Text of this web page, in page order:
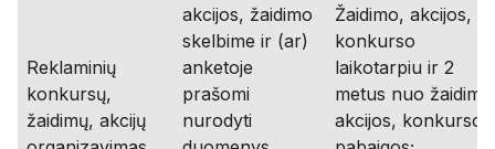
Reklaminių
konkursų,
žaidimų, akcijų
akcijos, žaidimo
skelbime ir (ar)
anketoje
prašomi
nurodyti
Žaidimo, akcijos,
konkurso
laikotarpiu ir 2
metus nuo
akcijos, konkurso